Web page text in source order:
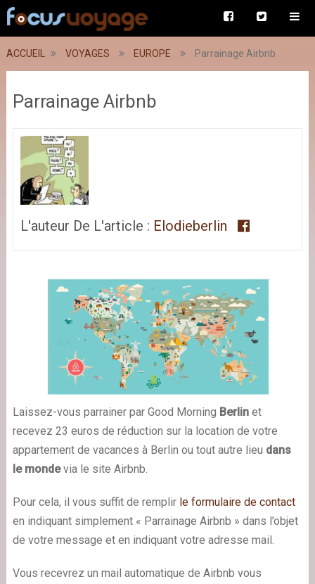
ACCUEIL VOYAGES EUROPE Parrainage Airbnb
Parrainage Airbnb
L'auteur De L'article : Elodieberlin
Laissez-vous parrainer par Good Morning Berlinet
recevez 23 euros de réduction sur la location de votre
appartement de vacances à Berlin ou tout autre lieu dans
le mondevia le site Airbnb.
Pour cela, il vous suffit de remplir le formulaire de contact
en indiquant simplement « Parrainage Airbnb » dans l’objet
de votre message et en indiquant votre adresse mail.
Vous recevrez un mail automatique de Airbnb vous